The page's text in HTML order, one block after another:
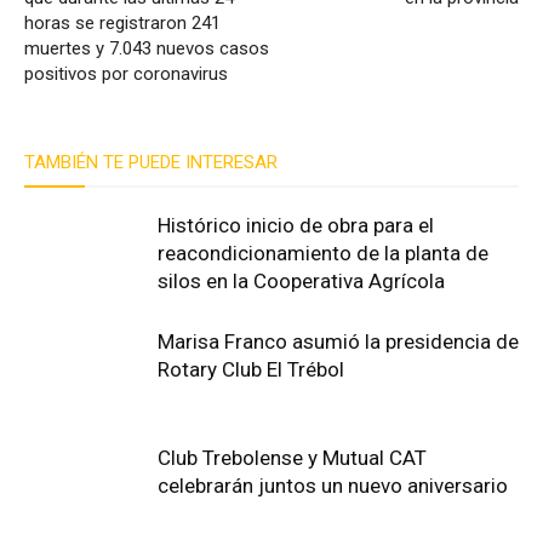
horas se registraron 241
muertes y 7.043 nuevos casos
positivos por coronavirus
TAMBIÉN TE PUEDE INTERESAR
Histórico inicio de obra para el
reacondicionamiento de la planta de
silos en la Cooperativa Agrícola
Marisa Franco asumió la presidencia de
Rotary Club El Trébol
Club Trebolense y Mutual CAT
celebrarán juntos un nuevo aniversario